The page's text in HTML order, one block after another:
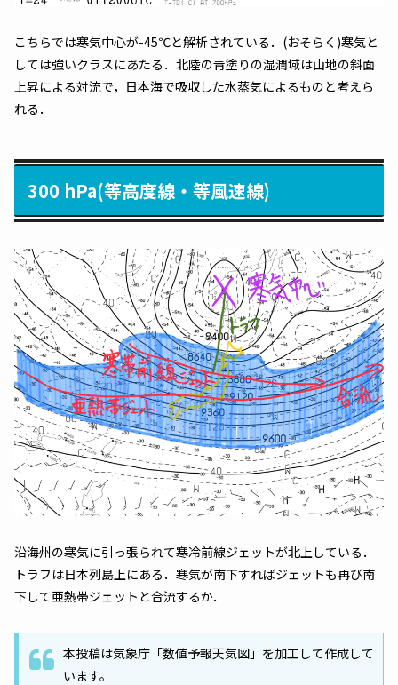
こちらでは寒気中心が-45℃と解析されている．(おそらく)寒気と
しては強いクラスにあたる．北陸の青塗りの湿潤域は山地の斜面
上昇による対流で，日本海で吸収した水蒸気によるものと考えら
れる．
300 hPa(等高度線・等風速線)
沿海州の寒気に引っ張られて寒冷前線ジェットが北上している．
トラフは日本列島上にある．寒気が南下すればジェットも再び南
下して亜熱帯ジェットと合流するか．
本投稿は気象庁「数値予報天気図」を加工して作成して
います。